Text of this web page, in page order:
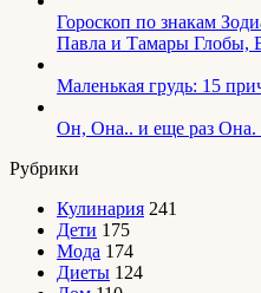
Гороскоп по знакам
Павла и Тамары Глобы,
Маленькая грудь: 15
Он, Она.. и еще раз
Рубрики
Кулинария 241
Дети 175
Мода 174
Диеты 124